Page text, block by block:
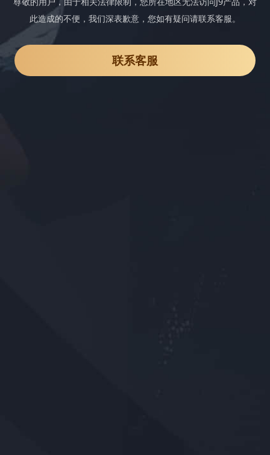
此造成的不便，我们深表歉意，您如有疑问请联系客服。
联系客服